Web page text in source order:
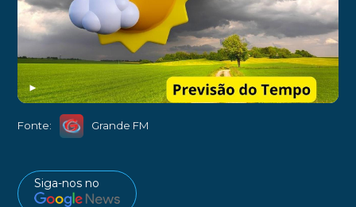
►
Fonte: Grande FM
Siga-nos no